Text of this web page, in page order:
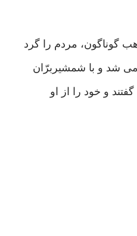
گوناگون، مردم را گرد
می شد و با شمشیربرّان
و خود را از او